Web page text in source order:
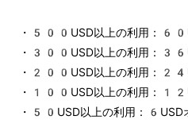
・500USD以上の利用：
・300USD以上の利用：
・200USD以上の利用：
・100USD以上の利用：
・50USD以上の利用：6USD